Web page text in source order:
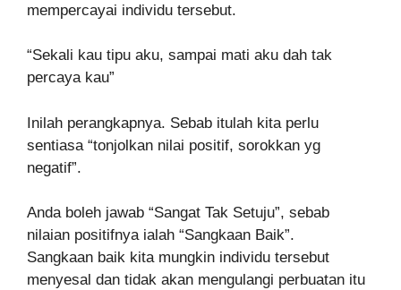
mempercayai individu tersebut.
“Sekali kau tipu aku, sampai mati aku dah tak
percaya kau”
Inilah perangkapnya. Sebab itulah kita perlu
sentiasa “tonjolkan nilai positif, sorokkan yg
negatif”.
Anda boleh jawab “Sangat Tak Setuju”, sebab
nilaian positifnya ialah “Sangkaan Baik”.
Sangkaan baik kita mungkin individu tersebut
menyesal dan tidak akan mengulangi perbuatan itu